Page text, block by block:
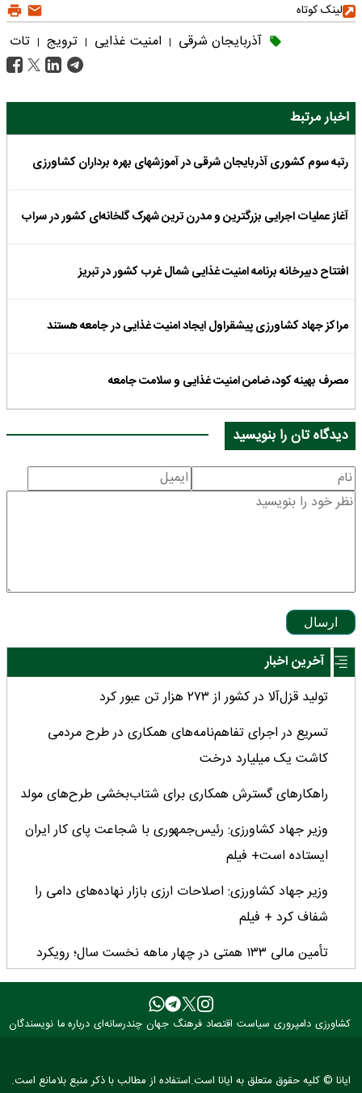
لینک کوتاه
آذربایجان شرقی | امنیت غذایی | ترویج | تات
اخبار مرتبط
رتبه سوم کشوری آذربایجان شرقی در آموزشهای بهره برداران کشاورزی
آغاز عملیات اجرایی بزرگترین و مدرن ترین شهرک گلخانه‌ای کشور در سراب
افتتاح دبیرخانه برنامه امنیت غذایی شمال غرب کشور در تبریز
مراکز جهاد کشاورزی پیشقراول ایجاد امنیت غذایی در جامعه هستند
مصرف بهینه کود، ضامن امنیت غذایی و سلامت جامعه
دیدگاه تان را بنویسید
ارسال
آخرین اخبار
تولید قزل‌آلا در کشور از ۲۷۳ هزار تن عبور کرد
تسریع در اجرای تفاهم‌نامه‌های همکاری در طرح مردمی
کاشت یک میلیارد درخت
راهکارهای گسترش همکاری برای شتاب‌بخشی طرح‌های مولد
وزیر جهاد کشاورزی: رئیس‌جمهوری با شجاعت پای کار ایران
ایستاده است+ فیلم
وزیر جهاد کشاورزی: اصلاحات ارزی بازار نهاده‌های دامی را
شفاف کرد + فیلم
تأمین مالی ۱۳۳ همتی در چهار ماهه نخست سال؛ رویکرد
هدفمند بانک کشاورزی برای تضمین امنیت غذایی
فراخوان بین‌المللی فائو برای طراحی پوستر روز جهانی غذا
۳ عضو کمیسیون کشاورزی مجلس با وزیر جهاد کشاورزی
کشاورزی دامپروری سیاست اقتصاد فرهنگ جهان چندرسانه‌ای درباره ما نویسندگان
ایانا © کلیه حقوق متعلق به ایانا است.استفاده از مطالب با ذکر منبع بلامانع است.